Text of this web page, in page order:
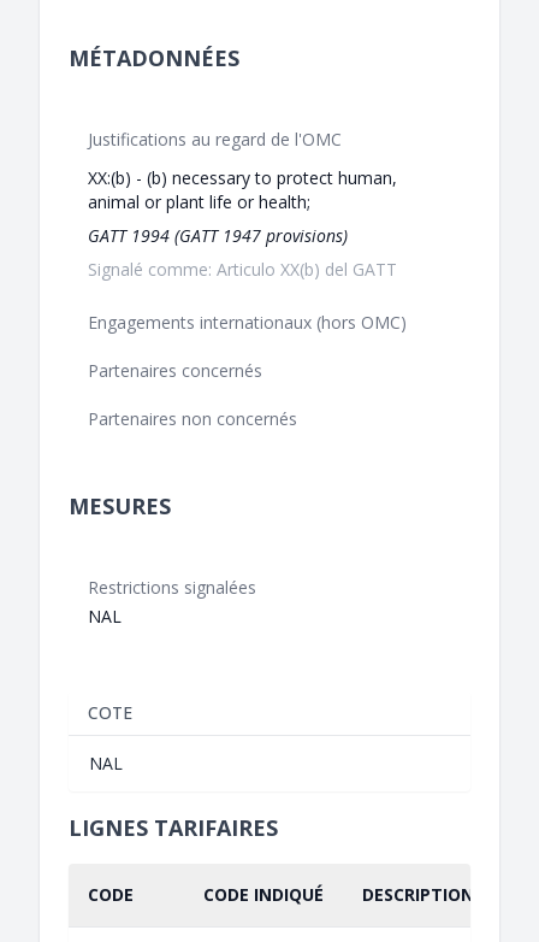
MÉTADONNÉES
Justifications au regard de l'OMC
XX:(b) - (b) necessary to protect human,
animal or plant life or health;
GATT 1994 (GATT 1947 provisions)
Signalé comme: Articulo XX(b) del GATT
Engagements internationaux (hors OMC)
Partenaires concernés
Partenaires non concernés
MESURES
Restrictions signalées
NAL
COTE
NAL
LIGNES TARIFAIRES
CODE CODE INDIQUÉ DESCRIPTION